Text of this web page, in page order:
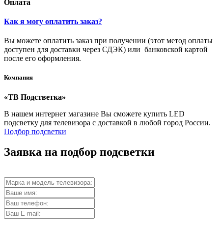
Оплата
Как я могу оплатить заказ?
Вы можете оплатить заказ при получении (этот метод оплаты
доступен для доставки через СДЭК) или банковской картой
после его оформления.
Компания
«ТВ Подстветка»
В нашем интернет магазине Вы сможете купить LED
подсветку для телевизора с доставкой в любой город России.
Подбор подсветки
Заявка на подбор подсветки